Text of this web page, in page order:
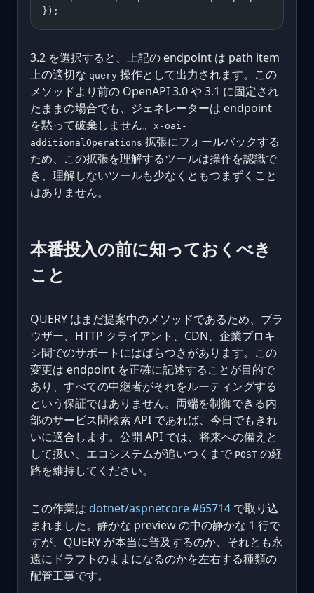
});
3.2 を選択すると、上記の endpoint は path item
上の適切な query 操作として出力されます。この
メソッドより前の OpenAPI 3.0 や 3.1 に固定され
たままの場合でも、ジェネレーターは endpoint
を黙って破棄しません。
x-oai-
additionalOperations 拡張にフォールバックする
ため、この拡張を理解するツールは操作を認識で
き、理解しないツールも少なくともつまずくこと
はありません。
本番投入の前に知っておくべき
こと
QUERY はまだ提案中のメソッドであるため、ブラ
ウザー、HTTP クライアント、CDN、企業プロキ
シ間でのサポートにはばらつきがあります。この
変更は endpoint を正確に記述することが目的で
あり、すべての中継者がそれをルーティングする
という保証ではありません。両端を制御できる内
部のサービス間検索 API であれば、今日でもきれ
いに適合します。公開 API では、将来への備えと
して扱い、エコシステムが追いつくまで POST の経
路を維持してください。
この作業は dotnet/aspnetcore #65714 で取り込
まれました。静かな preview の中の静かな 1 行で
すが、QUERY が本当に普及するのか、それとも永
遠にドラフトのままになるのかを左右する種類の
配管工事です。